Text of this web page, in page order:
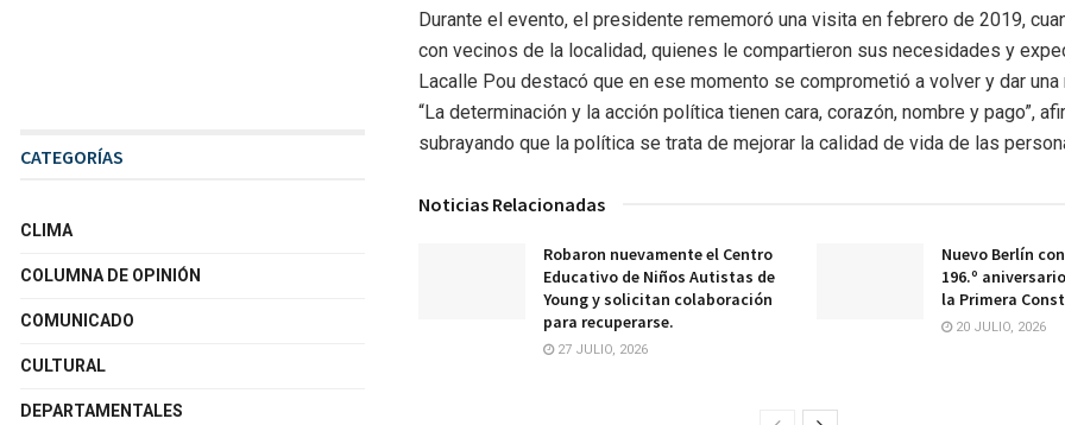
Durante el evento, el presidente rememoró una visita en febrero de 2019,
con vecinos de la localidad, quienes le compartieron sus necesidades y
Lacalle Pou destacó que en ese momento se comprometió a volver y dar
“La determinación y la acción política tienen cara, corazón, nombre y pago”,
subrayando que la política se trata de mejorar la calidad de vida de las
Noticias Relacionadas
Robaron nuevamente el Centro
Educativo de Niños Autistas de
Young y solicitan colaboración
para recuperarse.
27 JULIO, 2026
Nuevo Berlín
196.º
la Primera
20 JULIO, 2026
CATEGORÍAS
CLIMA
COLUMNA DE OPINIÓN
COMUNICADO
CULTURAL
DEPARTAMENTALES